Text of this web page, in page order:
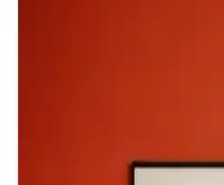
Uyum ve Kullanıcı Yorumları